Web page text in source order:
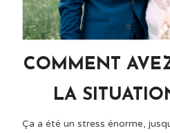
COMMENT
LA
Ça a été un stress énorme,